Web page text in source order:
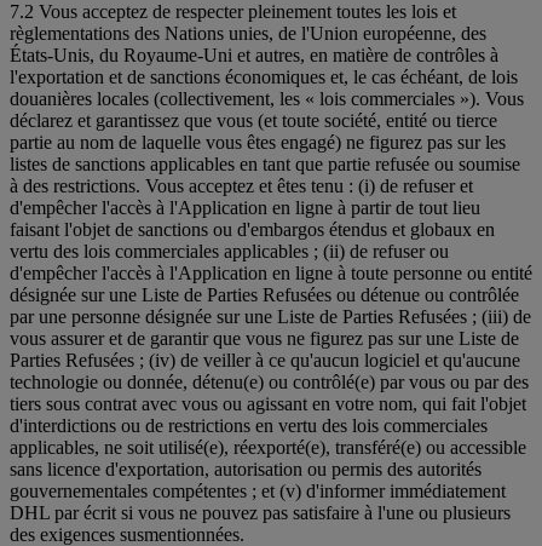
7.2 Vous acceptez de respecter pleinement toutes les lois et
règlementations des Nations unies, de l'Union européenne, des
États-Unis, du Royaume-Uni et autres, en matière de contrôles à
l'exportation et de sanctions économiques et, le cas échéant, de lois
douanières locales (collectivement, les « lois commerciales »). Vous
déclarez et garantissez que vous (et toute société, entité ou tierce
partie au nom de laquelle vous êtes engagé) ne figurez pas sur les
listes de sanctions applicables en tant que partie refusée ou soumise
à des restrictions. Vous acceptez et êtes tenu : (i) de refuser et
d'empêcher l'accès à l'Application en ligne à partir de tout lieu
faisant l'objet de sanctions ou d'embargos étendus et globaux en
vertu des lois commerciales applicables ; (ii) de refuser ou
d'empêcher l'accès à l'Application en ligne à toute personne ou entité
désignée sur une Liste de Parties Refusées ou détenue ou contrôlée
par une personne désignée sur une Liste de Parties Refusées ; (iii) de
vous assurer et de garantir que vous ne figurez pas sur une Liste de
Parties Refusées ; (iv) de veiller à ce qu'aucun logiciel et qu'aucune
technologie ou donnée, détenu(e) ou contrôlé(e) par vous ou par des
tiers sous contrat avec vous ou agissant en votre nom, qui fait l'objet
d'interdictions ou de restrictions en vertu des lois commerciales
applicables, ne soit utilisé(e), réexporté(e), transféré(e) ou accessible
sans licence d'exportation, autorisation ou permis des autorités
gouvernementales compétentes ; et (v) d'informer immédiatement
DHL par écrit si vous ne pouvez pas satisfaire à l'une ou plusieurs
des exigences susmentionnées.